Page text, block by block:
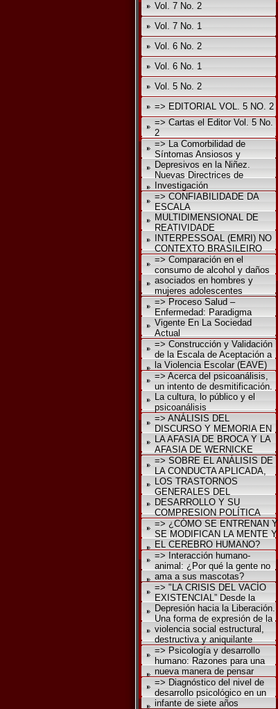
Vol. 7 No. 2
Vol. 7 No. 1
Vol. 6 No. 2
Vol. 6 No. 1
Vol. 5 No. 2
=> EDITORIAL VOL. 5 NO. 2
=> Cartas el Editor Vol. 5 No.
2
=> La Comorbilidad de
Síntomas Ansiosos y
Depresivos en la Niñez.
Nuevas Directrices de
Investigación
=> CONFIABILIDADE DA
ESCALA
MULTIDIMENSIONAL DE
REATIVIDADE
INTERPESSOAL (EMRI) NO
CONTEXTO BRASILEIRO
=> Comparación en el
consumo de alcohol y daños
asociados en hombres y
mujeres adolescentes
=> Proceso Salud –
Enfermedad: Paradigma
Vigente En La Sociedad
Actual
=> Construcción y Validación
de la Escala de Aceptación a
la Violencia Escolar (EAVE)
=> Acerca del psicoanálisis,
un intento de desmitificación.
La cultura, lo público y el
psicoanálisis
=> ANÁLISIS DEL
DISCURSO Y MEMORIA EN
LA AFASIA DE BROCA Y LA
AFASIA DE WERNICKE
=> SOBRE EL ANÁLISIS DE
LA CONDUCTA APLICADA,
LOS TRASTORNOS
GENERALES DEL
DESARROLLO Y SU
COMPRESION POLÍTICA
=> ¿CÓMO SE ENTRENAN Y
SE MODIFICAN LA MENTE Y
EL CEREBRO HUMANO?
=> Interacción humano-
animal: ¿Por qué la gente no
ama a sus mascotas?
=> "LA CRISIS DEL VACÍO
EXISTENCIAL” Desde la
Depresión hacia la Liberación.
Una forma de expresión de la
violencia social estructural,
destructiva y aniquilante
=> Psicología y desarrollo
humano: Razones para una
nueva manera de pensar
=> Diagnóstico del nivel de
desarrollo psicológico en un
infante de siete años